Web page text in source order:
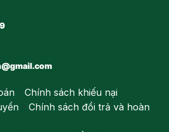
- Chính sách khiếu nại
- Chính sách đổi trả và hoàn